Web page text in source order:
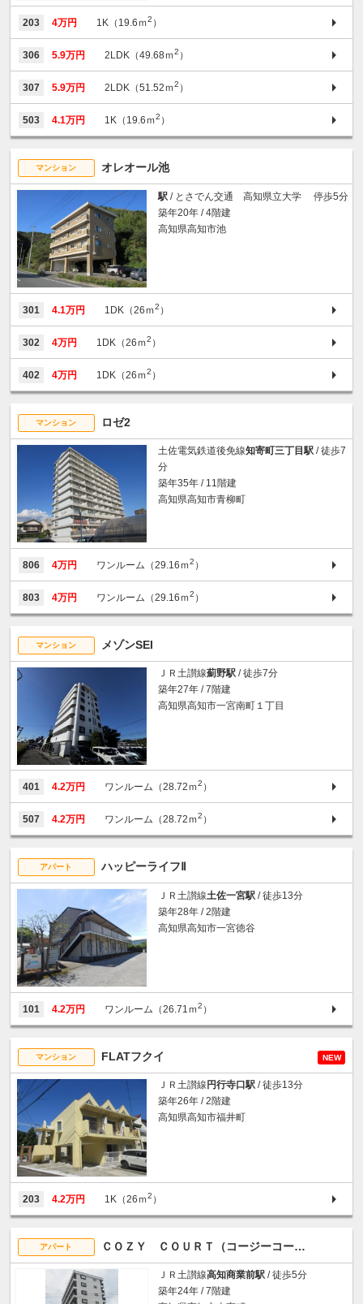
203 4万円 1K（19.6ｍ2 ）
306 5.9万円 2LDK（49.68ｍ2 ）
307 5.9万円 2LDK（51.52ｍ2 ）
503 4.1万円 1K（19.6ｍ2 ）
マンション オレオール池
駅 / とさでん交通 高知県立大学 停歩5分
築年20年 / 4階建
高知県高知市池
301 4.1万円 1DK（26ｍ2 ）
302 4万円 1DK（26ｍ2 ）
402 4万円 1DK（26ｍ2 ）
マンション ロゼ2
土佐電気鉄道後免線知寄町三丁目駅 / 徒歩7
分
築年35年 / 11階建
高知県高知市青柳町
806 4万円 ワンルーム（29.16ｍ2 ）
803 4万円 ワンルーム（29.16ｍ2 ）
マンション メゾンSEI
ＪＲ土讃線薊野駅 / 徒歩7分
築年27年 / 7階建
高知県高知市一宮南町１丁目
401 4.2万円 ワンルーム（28.72ｍ2 ）
507 4.2万円 ワンルーム（28.72ｍ2 ）
アパート ハッピーライフⅡ
ＪＲ土讃線土佐一宮駅 / 徒歩13分
築年28年 / 2階建
高知県高知市一宮徳谷
101 4.2万円 ワンルーム（26.71ｍ2 ）
マンション FLATフクイ NEW
ＪＲ土讃線 円行寺口駅 / 徒歩13分
築年26年 / 2階建
高知県高知市福井町
203 4.2万円 1K（26ｍ2 ）
アパート ＣＯＺＹ ＣＯＵＲＴ（コージーコート）
ＪＲ土讃線高知商業前駅 / 徒歩5分
築年24年 / 7階建